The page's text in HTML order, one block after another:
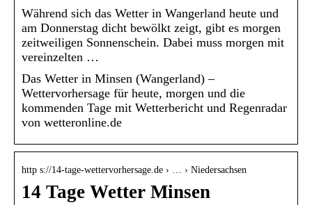
Während sich das Wetter in Wangerland heute und
am Donnerstag dicht bewölkt zeigt, gibt es morgen
zeitweiligen Sonnenschein. Dabei muss morgen mit
vereinzelten …
Das Wetter in Minsen (Wangerland) –
Wettervorhersage für heute, morgen und die
kommenden Tage mit Wetterbericht und Regenradar
von wetteronline.de
http s://14-tage-wettervorhersage.de › … › Niedersachsen
14 Tage Wetter Minsen